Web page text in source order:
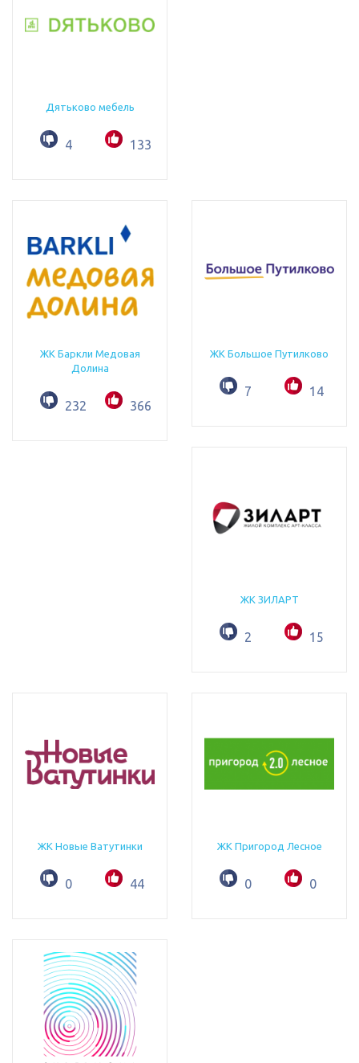
Дятьково мебель
4 133
ЖК Баркли Медовая
Долина
232 366
ЖК Большое Путилково
7 14
ЖК ЗИЛАРТ
2 15
ЖК Новые Ватутинки
0 44
ЖК Пригород Лесное
0 0